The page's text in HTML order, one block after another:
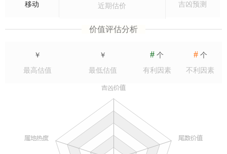
移动 近期估价 吉凶预测
价值评估分析
￥
最高估值
￥
最低估值
# 个
有利因素
#个
不利因素